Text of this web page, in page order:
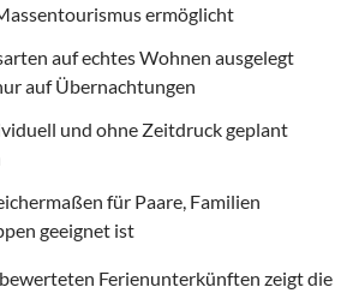
ermöglicht
auf echtes Wohnen ausgelegt
auf Übernachtungen
und ohne Zeitdruck geplant
für Paare, Familien
geeignet ist
Ferienunterkünften zeigt die